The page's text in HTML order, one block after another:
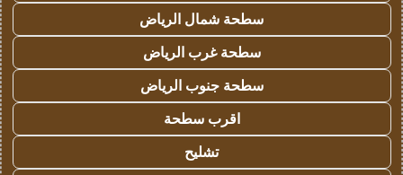
سطحة شمال الرياض
سطحة غرب الرياض
سطحة جنوب الرياض
اقرب سطحة
تشليح